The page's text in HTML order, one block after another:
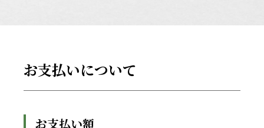
お支払いについて
お支払い額